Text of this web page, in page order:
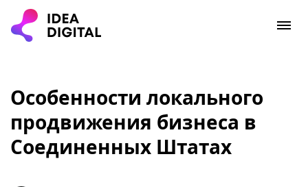
Особенности локального
продвижения бизнеса в
Соединенных Штатах